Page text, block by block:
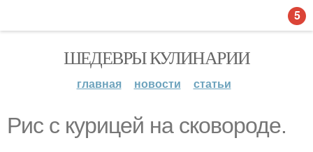
ШЕДЕВРЫ КУЛИНАРИИ
главная новости статьи
Рис с курицей на сковороде.
5